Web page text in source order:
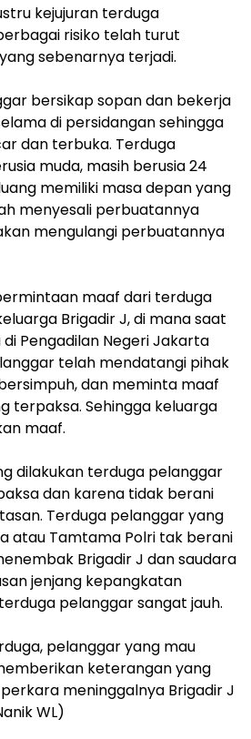
kejujuran terduga
risiko telah turut
sebenarnya terjadi.
bersikap sopan dan bekerja
di persidangan sehingga
dan terbuka. Terduga
muda, masih berusia 24
memiliki masa depan yang
menyesali perbuatannya
mengulangi perbuatannya
maaf dari terduga
Brigadir J, di mana saat
Pengadilan Negeri Jakarta
telah mendatangi pihak
dan meminta maaf
terpaksa. Sehingga keluarga
maaf.
dilakukan terduga pelanggar
dan karena tidak berani
Terduga pelanggar yang
atau Tamtama Polri tak berani
Brigadir J dan saudara
jenjang kepangkatan
pelanggar sangat jauh.
pelanggar yang mau
keterangan yang
meninggalnya Brigadir J
WL)